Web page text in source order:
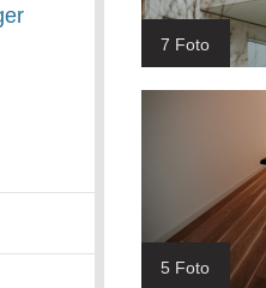
7 Foto
5 Foto